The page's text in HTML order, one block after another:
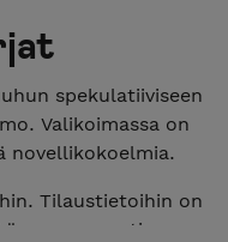
spekulatiiviseen
Valikoimassa on
novellikokoelmia.
Tilaustietoihin on
postin